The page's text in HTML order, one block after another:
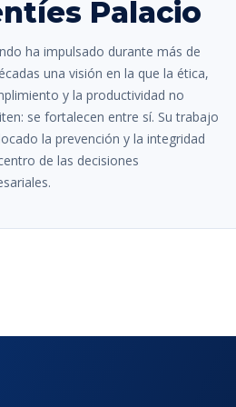
Palacio
ha impulsado durante más de
una visión en la que la ética,
y la productividad no
se fortalecen entre sí. Su trabajo
la prevención y la integridad
de las decisiones